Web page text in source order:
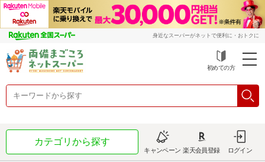
身近なスーパーがネットで便利に・おトクに
初めての方
カテゴリから探す
キャンペーン 楽天会員登録 ログイン